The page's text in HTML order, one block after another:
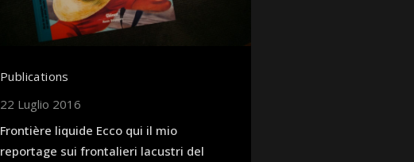
Publications
22 Luglio 2016
Frontière liquide Ecco qui il mio
reportage sui frontalieri lacustri del